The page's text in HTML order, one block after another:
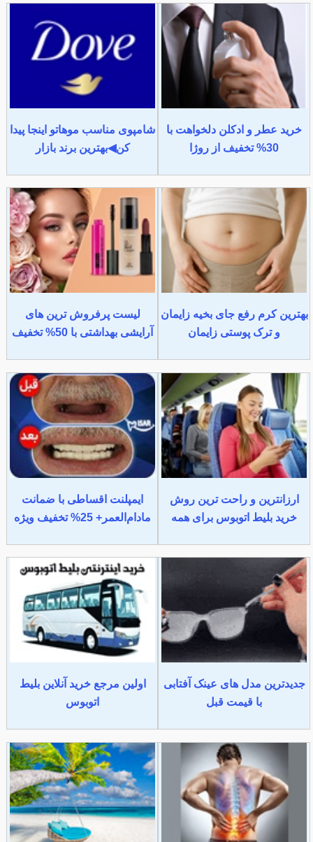
خرید عطر و ادکلن دلخواهت با
30% تخفیف از روژا
شامپوی مناسب موهاتو اینجا پیدا
کن◀بهترین برند بازار
بهترین کرم رفع جای بخیه زایمان
و ترک پوستی زایمان
لیست پرفروش ترین های
آرایشی بهداشتی با 50% تخفیف
ارزانترین و راحت ترین روش
خرید بلیط اتوبوس برای همه
ایمپلنت اقساطی با ضمانت
مادام‌العمر+ 25% تخفیف ویژه
جدیدترین مدل های عینک آفتابی
با قیمت قبل
اولین مرجع خرید آنلاین بلیط
اتوبوس